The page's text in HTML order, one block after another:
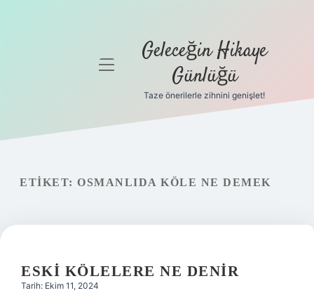
Gizlilik
Yasal Uyarı
Hakkımızda
menüyü Geleceğin Hikaye
Günlüğü
Taze önerilerle zihnini genişlet!
ETIKET: OSMANLIDA KÖLE NE DEMEK
ESKI KÖLELERE NE DENIR
Tarih: Ekim 11, 2024